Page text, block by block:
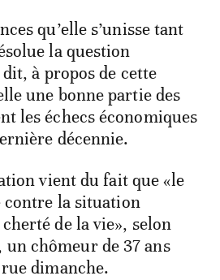
qu’elle s’unisse tant
la question
à propos de cette
une bonne partie des
les échecs économiques
décennie.
vient du fait que «le
contre la situation
de la vie», selon
un chômeur de 37 ans
dimanche.